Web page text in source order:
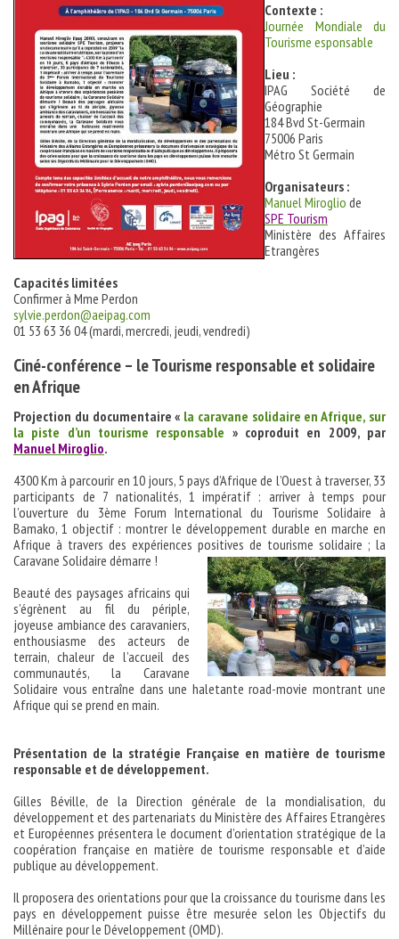
Contexte :
Journée Mondiale du
Tourisme esponsable
Lieu :
IPAG Société de
Géographie
184 Bvd St-Germain
75006 Paris
Métro St Germain
Organisateurs :
Manuel Miroglio de
SPE Tourism
Ministère des Affaires
Etrangères
Capacités limitées
Confirmer à Mme Perdon
sylvie.perdon@aeipag.com
01 53 63 36 04 (mardi, mercredi, jeudi, vendredi)
Ciné-conférence – le Tourisme responsable et solidaire
en Afrique
Projection du documentaire « la caravane solidaire en Afrique, sur
la piste d’un tourisme responsable » coproduit en 2009, par
Manuel Miroglio.
4300 Km à parcourir en 10 jours, 5 pays d’Afrique de l’Ouest à traverser, 33
participants de 7 nationalités, 1 impératif : arriver à temps pour
l’ouverture du 3ème Forum International du Tourisme Solidaire à
Bamako, 1 objectif : montrer le développement durable en marche en
Afrique à travers des expériences positives de tourisme solidaire ; la
Caravane Solidaire démarre !
Beauté des paysages africains qui
s’égrènent au fil du périple,
joyeuse ambiance des caravaniers,
enthousiasme des acteurs de
terrain, chaleur de l’accueil des
communautés, la Caravane
Solidaire vous entraîne dans une haletante road-movie montrant une
Afrique qui se prend en main.
Présentation de la stratégie Française en matière de tourisme
responsable et de développement.
Gilles Béville, de la Direction générale de la mondialisation, du
développement et des partenariats du Ministère des Affaires Etrangères
et Européennes présentera le document d’orientation stratégique de la
coopération française en matière de tourisme responsable et d’aide
publique au développement.
Il proposera des orientations pour que la croissance du tourisme dans les
pays en développement puisse être mesurée selon les Objectifs du
Millénaire pour le Développement (OMD).